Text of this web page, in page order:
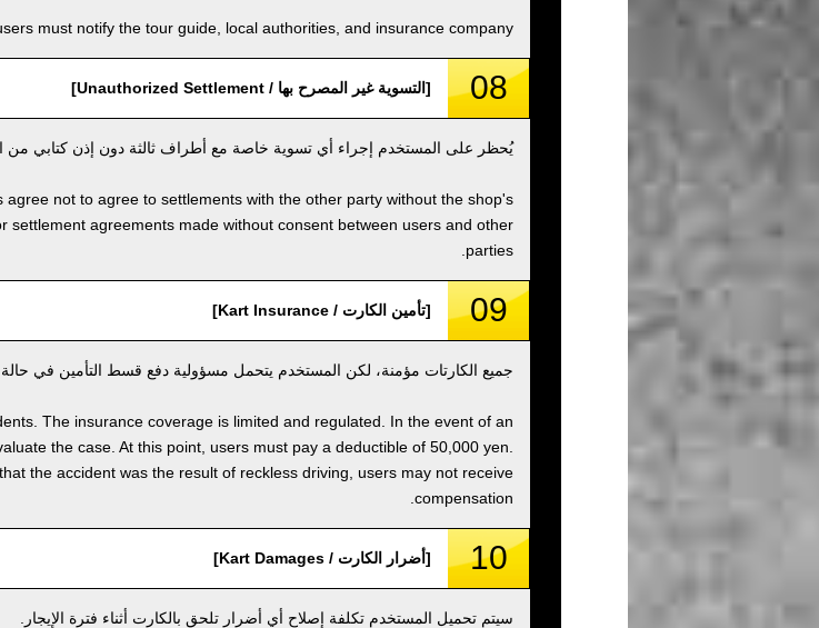
must notify the tour guide, local authorities, and insurance company.
08 [التسوية غير المصرح بها / Unauthorized Settlement]
يُحظر على المستخدم إجراء أي تسوية خاصة مع أطراف ثالثة دون إذن كتابي من
not to agree to settlements with the other party without the shop's
settlement agreements made without consent between users and other
parties.
09 [تأمين الكارت / Kart Insurance]
جميع الكارتات مؤمنة، لكن المستخدم يتحمل مسؤولية دفع قسط التأمين في
The insurance coverage is limited and regulated. In the event of an
the case. At this point, users must pay a deductible of 50,000 yen.
the accident was the result of reckless driving, users may not receive
compensation.
10 [أضرار الكارت / Kart Damages]
سيتم تحميل المستخدم تكلفة إصلاح أي أضرار تلحق بالكارت أثناء فترة الإيجار.